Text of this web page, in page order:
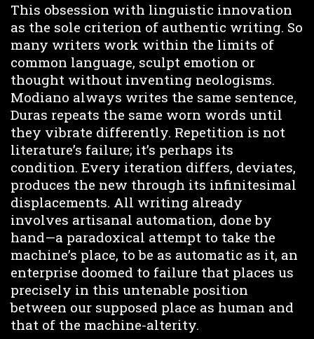
This obsession with linguistic innovation
as the sole criterion of authentic writing. So
many writers work within the limits of
common language, sculpt emotion or
thought without inventing neologisms.
Modiano always writes the same sentence,
Duras repeats the same worn words until
they vibrate differently. Repetition is not
literature’s failure; it’s perhaps its
condition. Every iteration differs, deviates,
produces the new through its infinitesimal
displacements. All writing already
involves artisanal automation, done by
hand—a paradoxical attempt to take the
machine’s place, to be as automatic as it, an
enterprise doomed to failure that places us
precisely in this untenable position
between our supposed place as human and
that of the machine-alterity.